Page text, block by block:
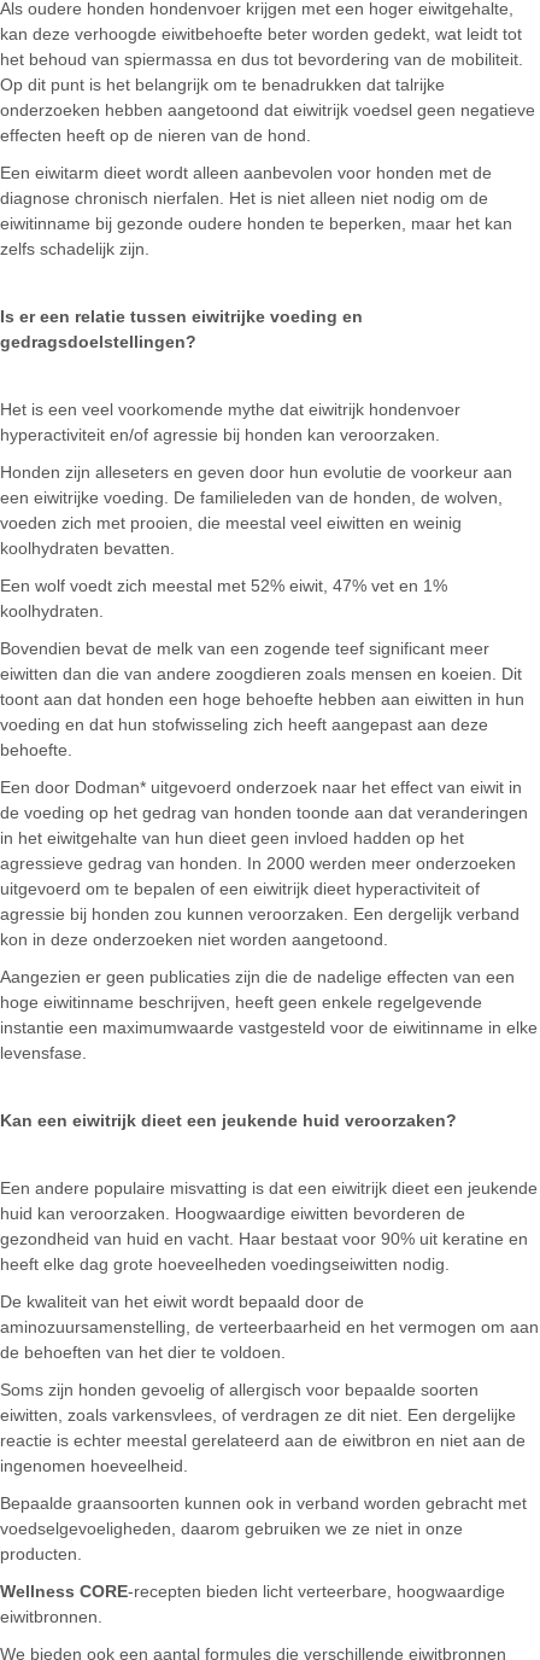
Als oudere honden hondenvoer krijgen met een hoger eiwitgehalte,
kan deze verhoogde eiwitbehoefte beter worden gedekt, wat leidt tot
het behoud van spiermassa en dus tot bevordering van de mobiliteit.
Op dit punt is het belangrijk om te benadrukken dat talrijke
onderzoeken hebben aangetoond dat eiwitrijk voedsel geen negatieve
effecten heeft op de nieren van de hond.
Een eiwitarm dieet wordt alleen aanbevolen voor honden met de
diagnose chronisch nierfalen. Het is niet alleen niet nodig om de
eiwitinname bij gezonde oudere honden te beperken, maar het kan
zelfs schadelijk zijn.
Is er een relatie tussen eiwitrijke voeding en
gedragsdoelstellingen?
Het is een veel voorkomende mythe dat eiwitrijk hondenvoer
hyperactiviteit en/of agressie bij honden kan veroorzaken.
Honden zijn alleseters en geven door hun evolutie de voorkeur aan
een eiwitrijke voeding. De familieleden van de honden, de wolven,
voeden zich met prooien, die meestal veel eiwitten en weinig
koolhydraten bevatten.
Een wolf voedt zich meestal met 52% eiwit, 47% vet en 1%
koolhydraten.
Bovendien bevat de melk van een zogende teef significant meer
eiwitten dan die van andere zoogdieren zoals mensen en koeien. Dit
toont aan dat honden een hoge behoefte hebben aan eiwitten in hun
voeding en dat hun stofwisseling zich heeft aangepast aan deze
behoefte.
Een door Dodman* uitgevoerd onderzoek naar het effect van eiwit in
de voeding op het gedrag van honden toonde aan dat veranderingen
in het eiwitgehalte van hun dieet geen invloed hadden op het
agressieve gedrag van honden. In 2000 werden meer onderzoeken
uitgevoerd om te bepalen of een eiwitrijk dieet hyperactiviteit of
agressie bij honden zou kunnen veroorzaken. Een dergelijk verband
kon in deze onderzoeken niet worden aangetoond.
Aangezien er geen publicaties zijn die de nadelige effecten van een
hoge eiwitinname beschrijven, heeft geen enkele regelgevende
instantie een maximumwaarde vastgesteld voor de eiwitinname in elke
levensfase.
Kan een eiwitrijk dieet een jeukende huid veroorzaken?
Een andere populaire misvatting is dat een eiwitrijk dieet een jeukende
huid kan veroorzaken. Hoogwaardige eiwitten bevorderen de
gezondheid van huid en vacht. Haar bestaat voor 90% uit keratine en
heeft elke dag grote hoeveelheden voedingseiwitten nodig.
De kwaliteit van het eiwit wordt bepaald door de
aminozuursamenstelling, de verteerbaarheid en het vermogen om aan
de behoeften van het dier te voldoen.
Soms zijn honden gevoelig of allergisch voor bepaalde soorten
eiwitten, zoals varkensvlees, of verdragen ze dit niet. Een dergelijke
reactie is echter meestal gerelateerd aan de eiwitbron en niet aan de
ingenomen hoeveelheid.
Bepaalde graansoorten kunnen ook in verband worden gebracht met
voedselgevoeligheden, daarom gebruiken we ze niet in onze
producten.
Wellness CORE-recepten bieden licht verteerbare, hoogwaardige
eiwitbronnen.
We bieden ook een aantal formules die verschillende eiwitbronnen